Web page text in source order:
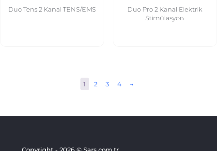
Duo Tens 2 Kanal TENS/EMS
Duo Pro 2 Kanal Elektrik
Stimülasyon
1 2 3 4 →